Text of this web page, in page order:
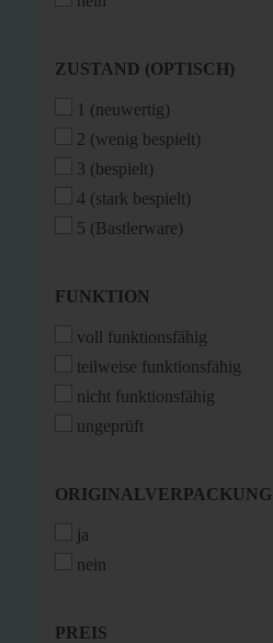
ZUSTAND
ZUSTAND (OPTISCH)
1 (neuwertig)
2 (wenig bespielt)
3 (bespielt)
4 (stark bespielt)
5 (Bastlerware)
FUNKTION
FUNKTION
voll funktionsfähig
teilweise funktionsfähig
nicht funktionsfähig
ungeprüft
ORIGINALVERPACKUNG
ORIGINALVERPACKUNG
ja
nein
PREIS
PREIS